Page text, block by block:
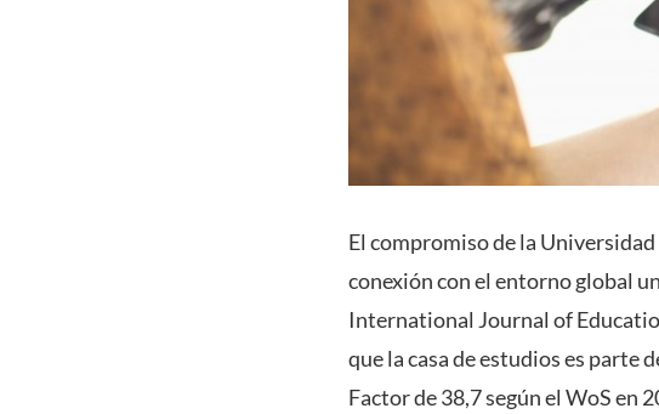
El compromiso de la
conexión con el entorno global
International Journal of
que la casa de estudios es parte
Factor de 38,7 según el WoS en